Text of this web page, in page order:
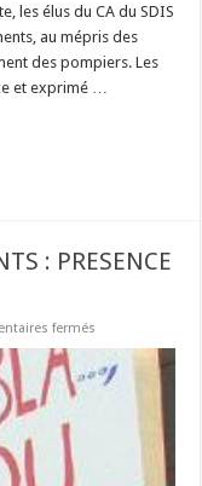
les élus du CA du SDIS
au mépris des
des pompiers. Les
et exprimé …
: PRESENCE
fermés
DES
LOGEMENTS